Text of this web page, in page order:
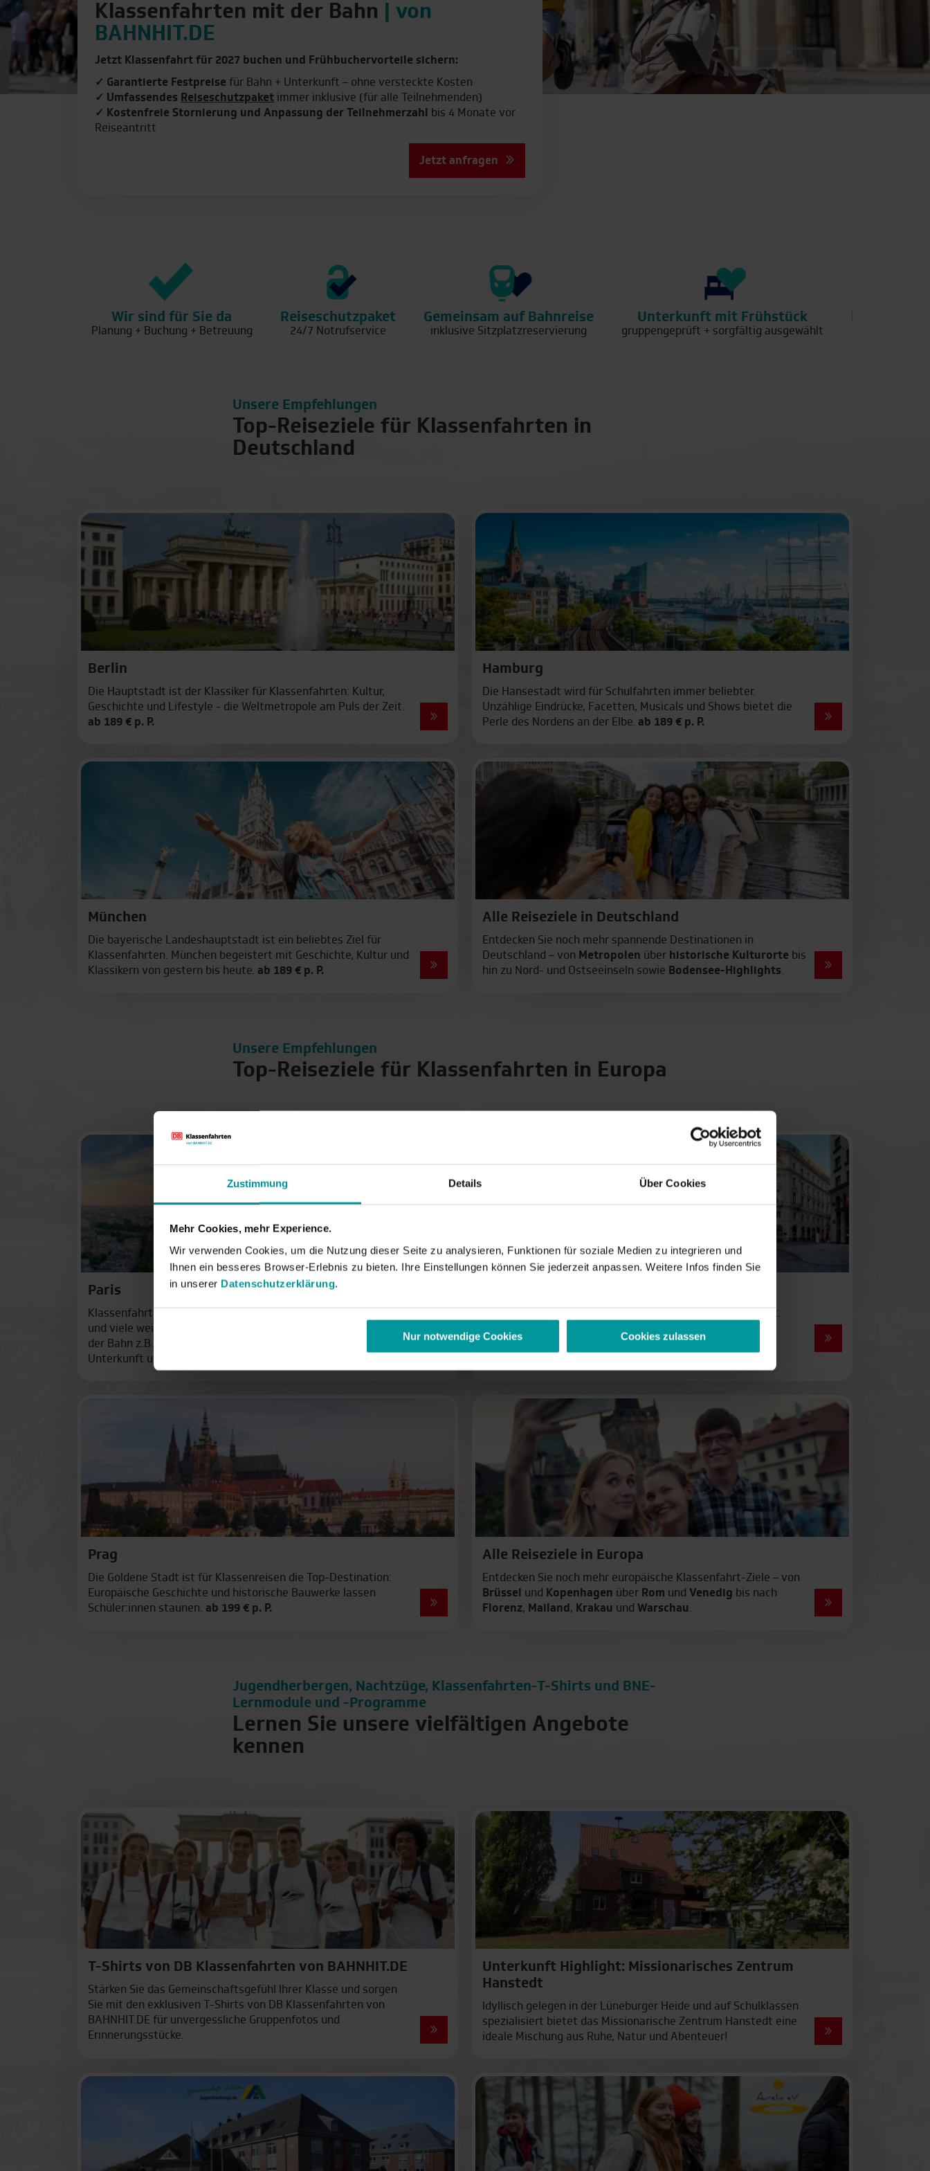
Zustimmung Details Über Cookies
Mehr Cookies, mehr Experience.
Wir verwenden Cookies, um die Nutzung dieser Seite zu analysieren, Funktionen für soziale Medien zu integrieren und
Ihnen ein besseres Browser-Erlebnis zu bieten. Ihre Einstellungen können Sie jederzeit anpassen. Weitere Infos finden Sie
in unserer Datenschutzerklärung.
Nur notwendige Cookies Cookies zulassen
| Top-Reiseziele für Klassenfahrten
Berlin
Bonn
Bremen
Dresden
Duisburg
Essen
Frankfurt am Main
Hamburg
Köln
München
Stuttgart
| Top-Reiseziele für Klassenfahrten
Amsterdam
Brüssel
Florenz
Haarlem
Kopenhagen
Mailand
Paris
Prag
Salzburg
Venedig
Wien
Klassenfahrten mit der Bahn
| von
BAHNHIT.DE
Jetzt Klassenfahrt für 2027 buchen und Frühbuchervorteile sichern:
✓ Garantierte Festpreise für Bahn + Unterkunft – ohne versteckte Kosten
✓ Umfassendes Reiseschutzpaket immer inklusive (für alle Teilnehmenden)
✓ Kostenfreie Stornierung und Anpassung der Teilnehmerzahl
bis 4 Monate vor
Reiseantritt
Jetzt anfragen
Wir sind für Sie da
Planung + Buchung + Betreuung
Reiseschutzpaket
24/7 Notrufservice
Gemeinsam auf Bahnreise
inklusive Sitzplatzreservierung
Unterkunft mit Frühstück
gruppengeprüft + sorgfältig ausgewählt
Top-Reiseziele für Klassenfahrten in
Deutschland
Unsere Empfehlungen
Berlin
Die Hauptstadt ist der Klassiker für Klassenfahrten: Kultur,
Geschichte und Lifestyle - die Weltmetropole am Puls der Zeit.
ab 189 € p. P.
Hamburg
Die Hansestadt wird für Schulfahrten immer beliebter.
Unzählige Eindrücke, Facetten, Musicals und Shows bietet die
Perle des Nordens an der Elbe. ab 189 € p. P.
München
Die bayerische Landeshauptstadt ist ein beliebtes Ziel für
Klassenfahrten. München begeistert mit Geschichte, Kultur und
Klassikern von gestern bis heute. ab 189 € p. P.
Alle Reiseziele in Deutschland
Entdecken Sie noch mehr spannende Destinationen in
Deutschland – von Metropolen über historische Kulturorte bis
hin zu Nord- und Ostseeinseln sowie Bodensee-Highlights.
Top-Reiseziele für Klassenfahrten in Europa
Unsere Empfehlungen
Paris
Klassenfahrten in das Herzen Frankreichs: Mode, Kultur, Museen
und viele weitere Highlights warten an der Seine. Anreise mit
der Bahn z.B. ab Karlsruhe in nur 2,5 Stunden. Inklusive
Unterkunft und Programm.
Für Klassenreisen ein Geheimtipp: Die Weltstadt der Musik.
Zahlreiche Museen, die Altstadt, der Prater und unzählige
Prag
Die Goldene Stadt ist für Klassenreisen die Top-Destination:
Europäische Geschichte und historische Bauwerke lassen
Schüler:innen staunen. ab 199 € p. P.
Alle Reiseziele in Europa
Entdecken Sie noch mehr europäische Klassenfahrt-Ziele – von
Brüssel
und Kopenhagen über Rom und Venedig bis nach
Florenz, Mailand , Krakau und Warschau.
Lernen Sie unsere vielfältigen Angebote
kennen
Jugendherbergen, Nachtzüge, Klassenfahrten-T-Shirts und BNE-
Lernmodule und -Programme
T-Shirts von DB Klassenfahrten von BAHNHIT.DE
Stärken Sie das Gemeinschaftsgefühl Ihrer Klasse und sorgen
Sie mit den exklusiven T-Shirts von DB Klassenfahrten von
BAHNHIT.DE für unvergessliche Gruppenfotos und
Erinnerungsstücke.
Unterkunft Highlight: Missionarisches Zentrum
Hanstedt
Idyllisch gelegen in der Lüneburger Heide und auf Schulklassen
spezialisiert bietet das Missionarische Zentrum Hanstedt eine
ideale Mischung aus Ruhe, Natur und Abenteuer!
Einen kleinen Moment bitte…
Günstige Endpreise
zum Schluss
400 Hotels in über 50
Städten
Transparenz
Schnelle Buchung
Schnell am Ziel
oder 2. Klasse